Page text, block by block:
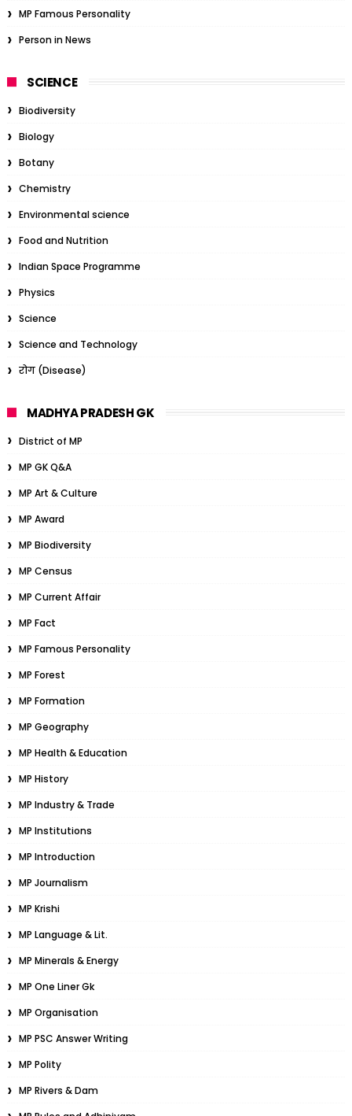
MP Famous Personality
Person in News
SCIENCE
Biodiversity
Biology
Botany
Chemistry
Environmental science
Food and Nutrition
Indian Space Programme
Physics
Science
Science and Technology
रोग (Disease)
MADHYA PRADESH GK
District of MP
MP GK Q&A
MP Art & Culture
MP Award
MP Biodiversity
MP Census
MP Current Affair
MP Fact
MP Famous Personality
MP Forest
MP Formation
MP Geography
MP Health & Education
MP History
MP Industry & Trade
MP Institutions
MP Introduction
MP Journalism
MP Krishi
MP Language & Lit.
MP Minerals & Energy
MP One Liner Gk
MP Organisation
MP PSC Answer Writing
MP Polity
MP Rivers & Dam